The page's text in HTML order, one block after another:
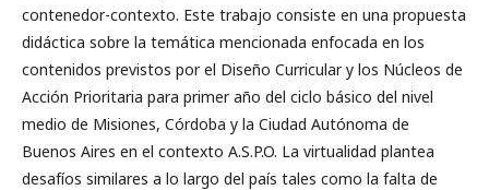
contenedor-contexto. Este trabajo consiste en una propuesta
didáctica sobre la temática mencionada enfocada en los
contenidos previstos por el Diseño Curricular y los Núcleos de
Acción Prioritaria para primer año del ciclo básico del nivel
medio de Misiones, Córdoba y la Ciudad Autónoma de
Buenos Aires en el contexto A.S.P.O. La virtualidad plantea
desafíos similares a lo largo del país tales como la falta de